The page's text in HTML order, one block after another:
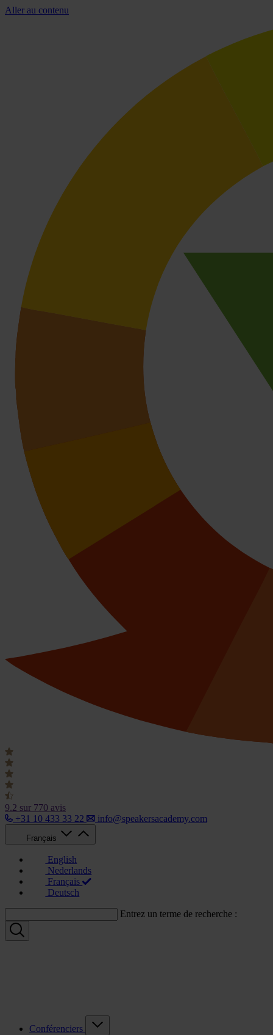
Aller au contenu
9.2 sur 770 avis
+31 10 433 33 22
info@speakersacademy.com
Français
English
Nederlands
Français
Deutsch
Entrez un terme de recherche :
Conférenciers